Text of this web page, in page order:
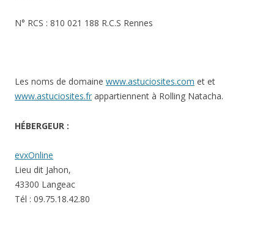
N° RCS : 810 021 188 R.C.S Rennes
Les noms de domaine www.astuciosites.com et et
www.astuciosites.fr appartiennent à Rolling Natacha.
HÉBERGEUR :
evxOnline
Lieu dit Jahon,
43300 Langeac
Tél : 09.75.18.42.80